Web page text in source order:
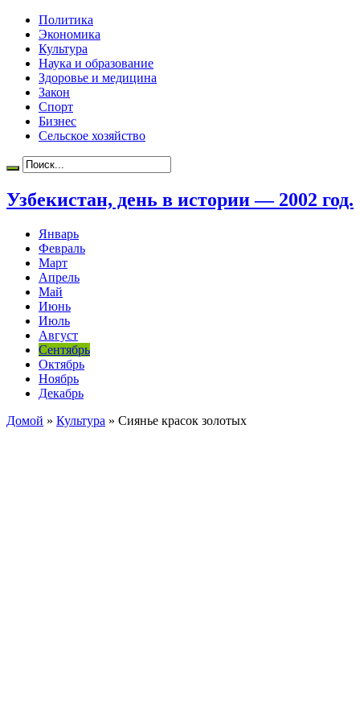
Политика
Экономика
Культура
Наука и образование
Здоровье и медицина
Закон
Спорт
Бизнес
Сельское хозяйство
Узбекистан, день в истории — 2002 год.
Январь
Февраль
Март
Апрель
Май
Июнь
Июль
Август
Сентябрь
Октябрь
Ноябрь
Декабрь
Домой » Культура » Сиянье красок золотых